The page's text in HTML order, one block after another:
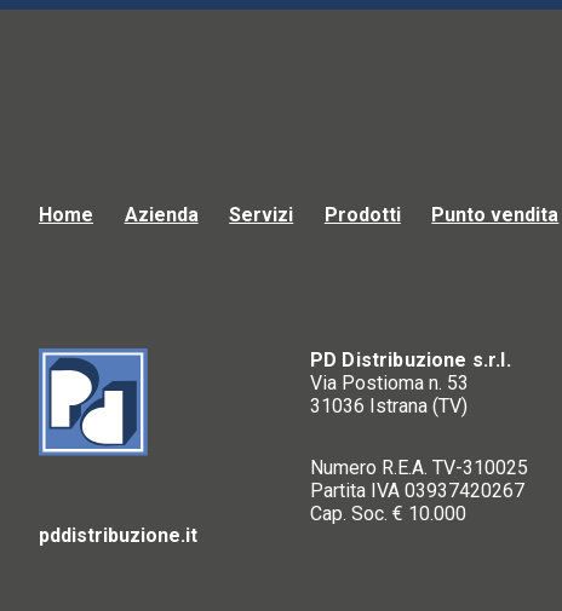
Home Azienda Servizi Prodotti Punto vendita
PD Distribuzione s.r.l.
Via Postioma n. 53
31036 Istrana (TV)
Numero R.E.A. TV-310025
Partita IVA 03937420267
Cap. Soc. € 10.000
pddistribuzione.it